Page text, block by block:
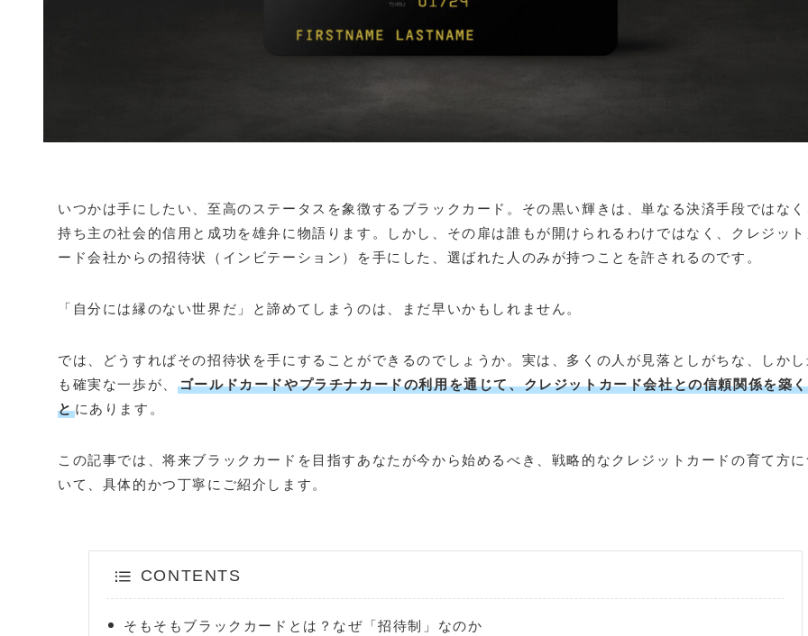
いつかは手にしたい、至高のステータスを象徴するブラックカード。その黒い輝きは、単なる決済手段ではなく
持ち主の社会的信用と成功を雄弁に物語ります。しかし、その扉は誰もが開けられるわけではなく、クレジット
ード会社からの招待状（インビテーション）を手にした、選ばれた人のみが持つことを許されるのです。
「自分には縁のない世界だ」と諦めてしまうのは、まだ早いかもしれません。
では、どうすればその招待状を手にすることができるのでしょうか。実は、多くの人が見落としがちな、しかし
も確実な一歩が、
ゴールドカードやプラチナカードの利用を通じて、クレジットカード会社との信頼関係を築
とにあります。
この記事では、将来ブラックカードを目指すあなたが今から始めるべき、戦略的なクレジットカードの育て方に
いて、具体的かつ丁寧にご紹介します。
CONTENTS
そもそもブラックカードとは？なぜ「招待制」なのか